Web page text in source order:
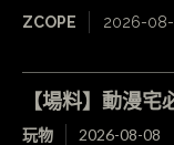
ZCOPE 2026-
【場料】動漫
玩物 2026-08-08